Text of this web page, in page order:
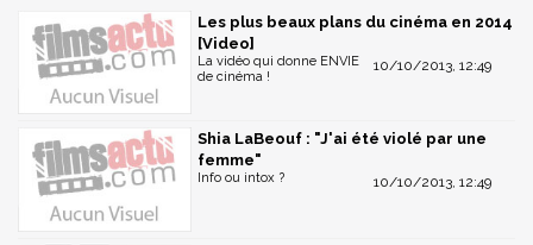
Les plus beaux plans du cinéma en 2014
[Video]
10/10/2013, 12:49
La vidéo qui donne ENVIE
de cinéma !
Shia LaBeouf : "J'ai été violé par une
femme"
10/10/2013, 12:49
Info ou intox ?